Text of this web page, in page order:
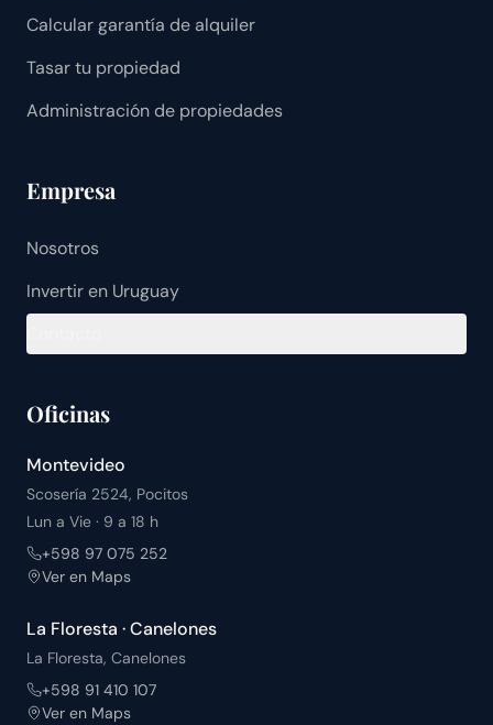
Calcular garantía de alquiler
Tasar tu propiedad
Administración de propiedades
Empresa
Nosotros
Invertir en Uruguay
Oficinas
Montevideo
Scosería 2524, Pocitos
Lun a Vie · 9 a 18 h
+598 97 075 252
Ver en Maps
La Floresta · Canelones
La Floresta, Canelones
+598 91 410 107
Ver en Maps